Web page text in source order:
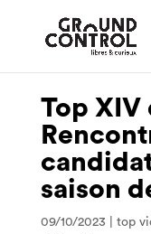
Top XIV
saison
09/10/2023 top